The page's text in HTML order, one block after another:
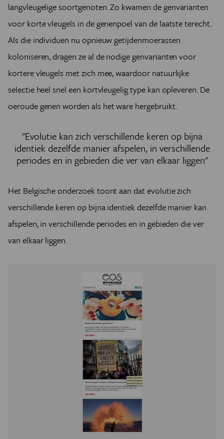
langvleugelige soortgenoten. Zo kwamen de genvarianten
voor korte vleugels in de genenpoel van de laatste terecht.
Als die individuen nu opnieuw getijdenmoerassen
koloniseren, dragen ze al de nodige genvarianten voor
kortere vleugels met zich mee, waardoor natuurlijke
selectie heel snel een kortvleugelig type kan opleveren. De
oeroude genen worden als het ware hergebruikt.
"Evolutie kan zich verschillende keren op bijna
identiek dezelfde manier afspelen, in verschillende
periodes en in gebieden die ver van elkaar liggen"
Het Belgische onderzoek toont aan dat evolutie zich
verschillende keren op bijna identiek dezelfde manier kan
afspelen, in verschillende periodes en in gebieden die ver
van elkaar liggen.